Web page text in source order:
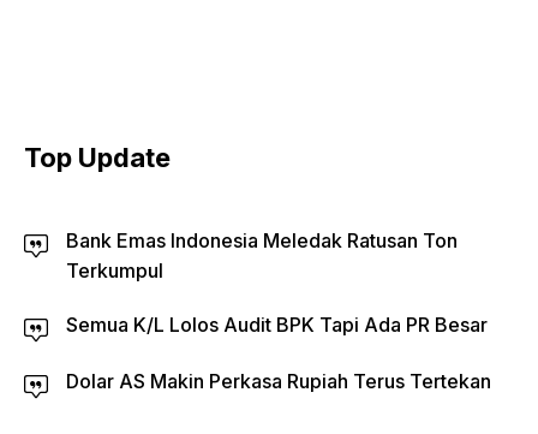
Top Update
Bank Emas Indonesia Meledak Ratusan Ton
Terkumpul
Semua K/L Lolos Audit BPK Tapi Ada PR Besar
Dolar AS Makin Perkasa Rupiah Terus Tertekan